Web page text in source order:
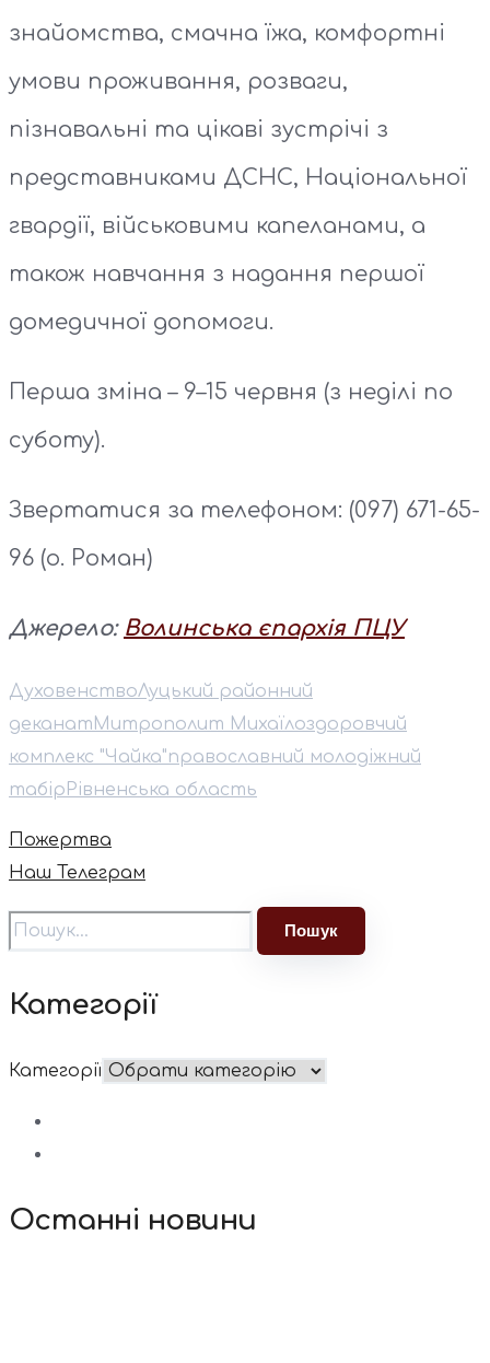
знайомства, смачна їжа, комфортні
умови проживання, розваги,
пізнавальні та цікаві зустрічі з
представниками ДСНС, Національної
гвардії, військовими капеланами, а
також навчання з надання першої
домедичної допомоги.
Перша зміна – 9–15 червня (з неділі по
суботу).
Звертатися за телефоном: (097) 671-65-
96 (о. Роман)
Джерело: Волинська єпархія ПЦУ
ДуховенствоЛуцький районний
деканат Митрополит Михаїлоздоровчий
комплекс "Чайка"православний молодіжний
табір Рівненська область
Пожертва
Наш Телеграм
Категорії
Категорії
Останні новини